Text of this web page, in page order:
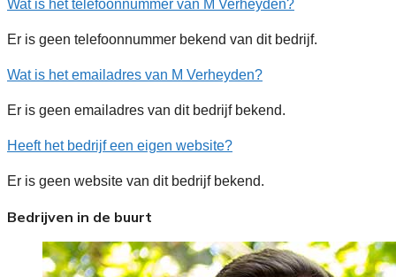
Wat is het telefoonnummer van M Verheyden?
Er is geen telefoonnummer bekend van dit bedrijf.
Wat is het emailadres van M Verheyden?
Er is geen emailadres van dit bedrijf bekend.
Heeft het bedrijf een eigen website?
Er is geen website van dit bedrijf bekend.
Bedrijven in de buurt